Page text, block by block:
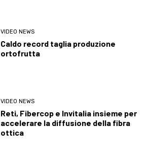
VIDEO NEWS
Caldo record taglia produzione
ortofrutta
VIDEO NEWS
Reti, Fibercop e Invitalia insieme per
accelerare la diffusione della fibra
ottica